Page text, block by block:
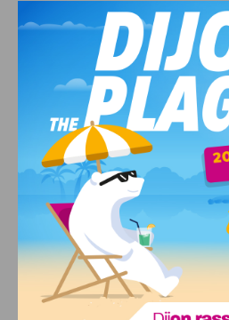
a quelques mois, la maire de Dijon
France Femmes [2025], remporté
FERRAND-PRÉVOT l’été dernier,
formidable opportunité d’inspirer
dijonnaises. »
J'AIME LE DFCO